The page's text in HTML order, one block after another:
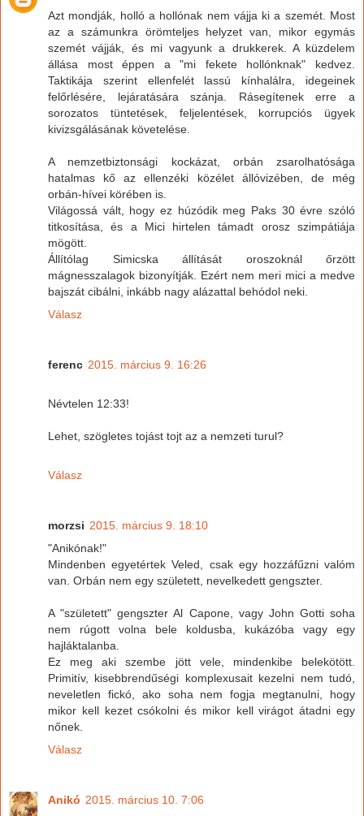
Azt mondják, holló a hollónak nem vájja ki a szemét. Most
az a számunkra örömteljes helyzet van, mikor egymás
szemét vájják, és mi vagyunk a drukkerek. A küzdelem
állása most éppen a "mi fekete hollónknak" kedvez.
Taktikája szerint ellenfelét lassú kínhalálra, idegeinek
felőrlésére, lejáratására szánja. Rásegítenek erre a
sorozatos tüntetések, feljelentések, korrupciós ügyek
kivizsgálásának követelése.
A nemzetbiztonsági kockázat, orbán zsarolhatósága
hatalmas kő az ellenzéki közélet állóvizében, de még
orbán-hívei körében is.
Világossá vált, hogy ez húzódik meg Paks 30 évre szóló
titkosítása, és a Mici hirtelen támadt orosz szimpátiája
mögött.
Állítólag Simicska állítását oroszoknál őrzött
mágnesszalagok bizonyítják. Ezért nem meri mici a medve
bajszát cibálni, inkább nagy alázattal behódol neki.
Válasz
ferenc 2015. március 9. 16:26
Névtelen 12:33!
Lehet, szögletes tojást tojt az a nemzeti turul?
Válasz
morzsi 2015. március 9. 18:10
"Anikónak!"
Mindenben egyetértek Veled, csak egy hozzáfűzni valóm
van. Orbán nem egy született, nevelkedett gengszter.
A "született" gengszter Al Capone, vagy John Gotti soha
nem rúgott volna bele koldusba, kukázóba vagy egy
hajláktalanba.
Ez meg aki szembe jött vele, mindenkibe belekötött.
Primitív, kisebbrendűségi komplexusait kezelni nem tudó,
neveletlen fickó, ako soha nem fogja megtanulni, hogy
mikor kell kezet csókolni és mikor kell virágot átadni egy
nőnek.
Válasz
Anikó 2015. március 10. 7:06